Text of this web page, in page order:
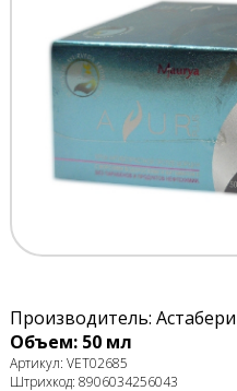
Производитель:
Объем: 50 мл
Артикул: VET02685
Штрихкод: 8906034256043